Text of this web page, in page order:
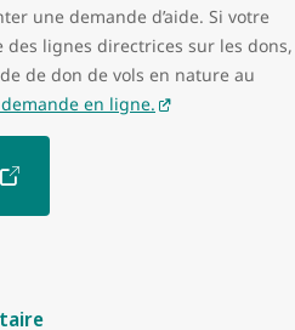
une demande d’aide. Si votre
des lignes directrices sur les dons,
de don de vols en nature au
en ligne.